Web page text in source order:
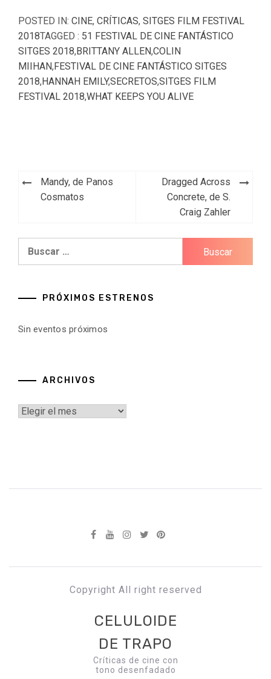
POSTED IN: CINE, CRÍTICAS, SITGES FILM FESTIVAL
2018TAGGED : 51 FESTIVAL DE CINE FANTÁSTICO
SITGES 2018,BRITTANY ALLEN,COLIN
MIIHAN,FESTIVAL DE CINE FANTÁSTICO SITGES
2018,HANNAH EMILY,SECRETOS,SITGES FILM
FESTIVAL 2018,WHAT KEEPS YOU ALIVE
Navegación
Mandy, de Panos
Cosmatos
Dragged Across
Concrete, de S.
Craig Zahler
PRÓXIMOS ESTRENOS
Sin eventos próximos
ARCHIVOS
Archivos
Copyright All right reserved
CELULOIDE
DE TRAPO
Críticas de cine con
tono desenfadado